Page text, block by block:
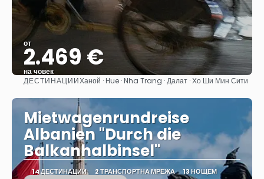
от
2.469 €
на човек
Вижте
ДЕСТИНАЦИИХаной · Hue · Nha Trang · Далат · Хо Ши Мин Сити
Mietwagenrundreise
Albanien "Durch die
Balkanhalbinsel"
14 ДЕСТИНАЦИИ 2 ТРАНСПОРТНА МРЕЖА 13 НОЩЕМ